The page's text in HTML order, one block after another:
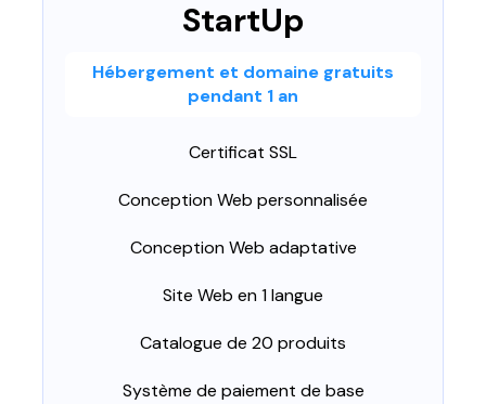
StartUp
Hébergement et domaine gratuits
pendant 1 an
Certificat SSL
Conception Web personnalisée
Conception Web adaptative
Site Web en 1 langue
Catalogue de 20 produits
Système de paiement de base